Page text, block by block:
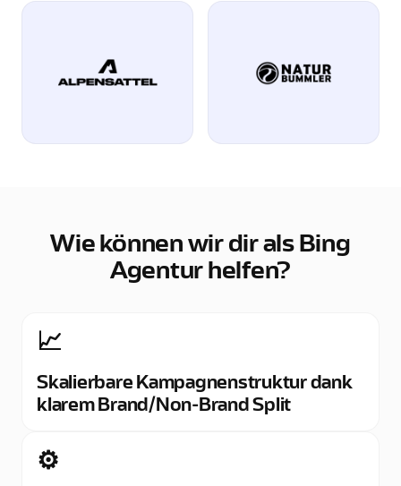
Wie können wir dir als Bing
Agentur helfen?
📈
Skalierbare Kampagnenstruktur dank
klarem Brand/Non-Brand Split
⚙️